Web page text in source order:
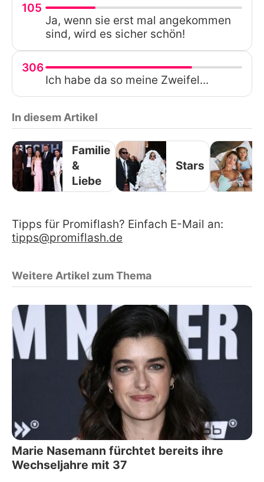
105
Ja, wenn sie erst mal angekommen
sind, wird es sicher schön!
306
Ich habe da so meine Zweifel...
In diesem Artikel
Familie
&
Liebe
Stars
Tipps für Promiflash? Einfach E-Mail an:
tipps@promiflash.de
Weitere Artikel zum Thema
Marie Nasemann fürchtet bereits ihre
Wechseljahre mit 37